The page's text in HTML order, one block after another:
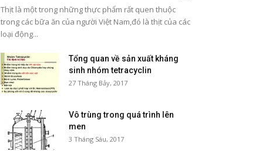
Thịt là một trong những thực phẩm rất quen thuộc
trong các bữa ăn của người Việt Nam,đó là thịt của các
loại động...
Tổng quan về sản xuất kháng
sinh nhóm tetracyclin
27 Tháng Bảy, 2017
Vô trùng trong quá trình lên
men
3 Tháng Sáu, 2017